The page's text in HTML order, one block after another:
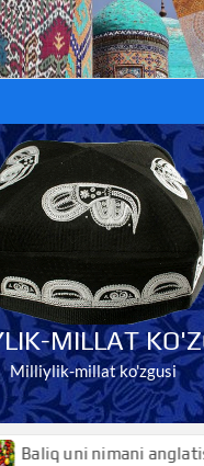
MILLAT
Milliylik-millat ko'zgusi
uni nimani anglatishini